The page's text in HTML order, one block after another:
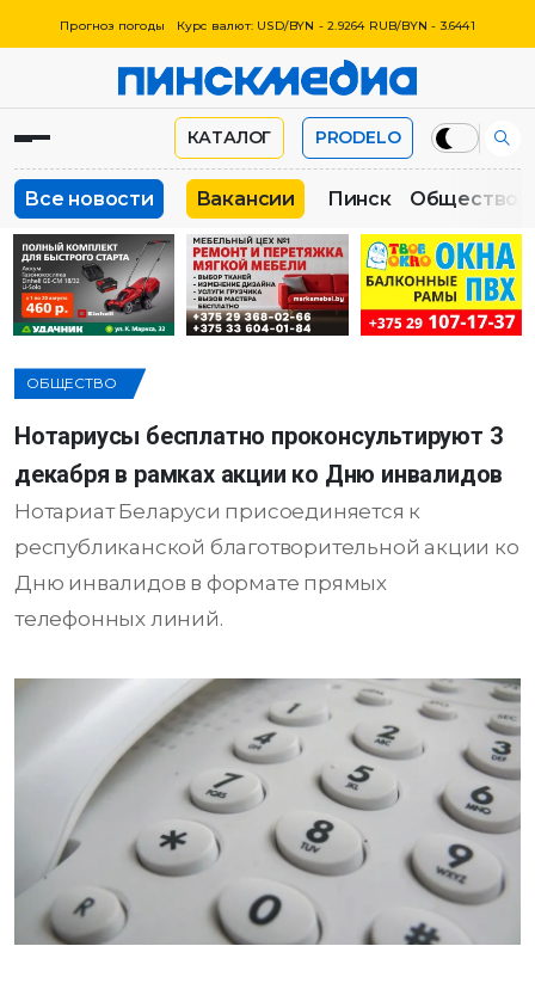
Прогноз погоды Курс валют: USD/BYN - 2.9264 RUB/BYN - 3.6441
КАТАЛОГ PRODELO
Все новости Вакансии Пинск Общество
ОБЩЕСТВО
Нотариусы бесплатно проконсультируют 3
декабря в рамках акции ко Дню инвалидов
Нотариат Беларуси присоединяется к
республиканской благотворительной акции ко
Дню инвалидов в формате прямых
телефонных линий.